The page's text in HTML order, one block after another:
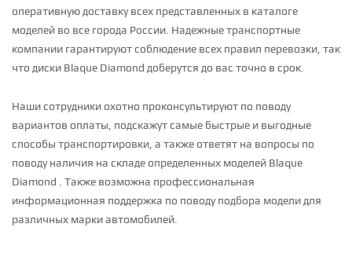
оперативную доставку всех представленных в каталоге
моделей во все города России. Надежные транспортные
компании гарантируют соблюдение всех правил перевозки, так
что диски Blaque Diamond доберутся до вас точно в срок.
Наши сотрудники охотно проконсультируют по поводу
вариантов оплаты, подскажут самые быстрые и выгодные
способы транспортировки, а также ответят на вопросы по
поводу наличия на складе определенных моделей Blaque
Diamond . Также возможна профессиональная
информационная поддержка по поводу подбора модели для
различных марки автомобилей.